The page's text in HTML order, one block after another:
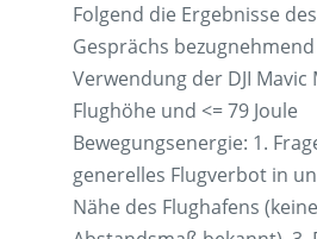
Folgend die Ergebnisse
Gesprächs
Verwendung der DJI Mavic
Flughöhe und <= 79 Joule
Bewegungsenergie: 1.
generelles Flugverbot in
Nähe des Flughafens